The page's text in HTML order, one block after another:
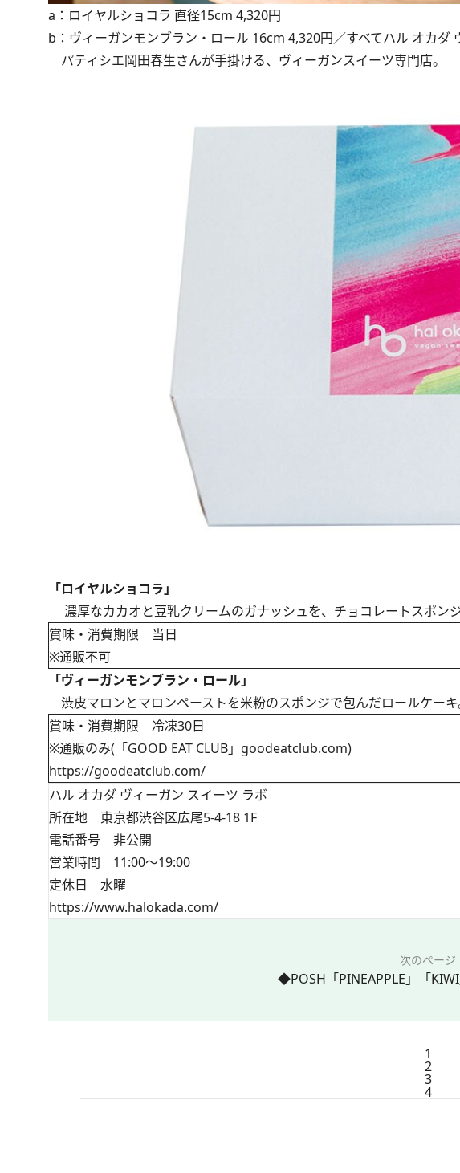
a：ロイヤルショコラ 直径15cm 4,320円
b：ヴィーガンモンブラン・ロール 16cm 4,320円／すべてハル オカダ
パティシエ岡田春生さんが手掛ける、ヴィーガンスイーツ専門店。
「ロイヤルショコラ」
濃厚なカカオと豆乳クリームのガナッシュを、チョコレートスポンジ
賞味・消費期限 当日
※通販不可
「ヴィーガンモンブラン・ロール」
渋皮マロンとマロンペーストを米粉のスポンジで包んだロールケーキ
賞味・消費期限 冷凍30日
※通販のみ(「GOOD EAT CLUB」goodeatclub.com)
https://goodeatclub.com/
ハル オカダ ヴィーガン スイーツ ラボ
所在地 東京都渋谷区広尾5-4-18 1F
電話番号 非公開
営業時間 11:00～19:00
定休日 水曜
https://www.halokada.com/
次のページ
◆POSH「PINEAPPLE」「KIWI
1
2
3
4